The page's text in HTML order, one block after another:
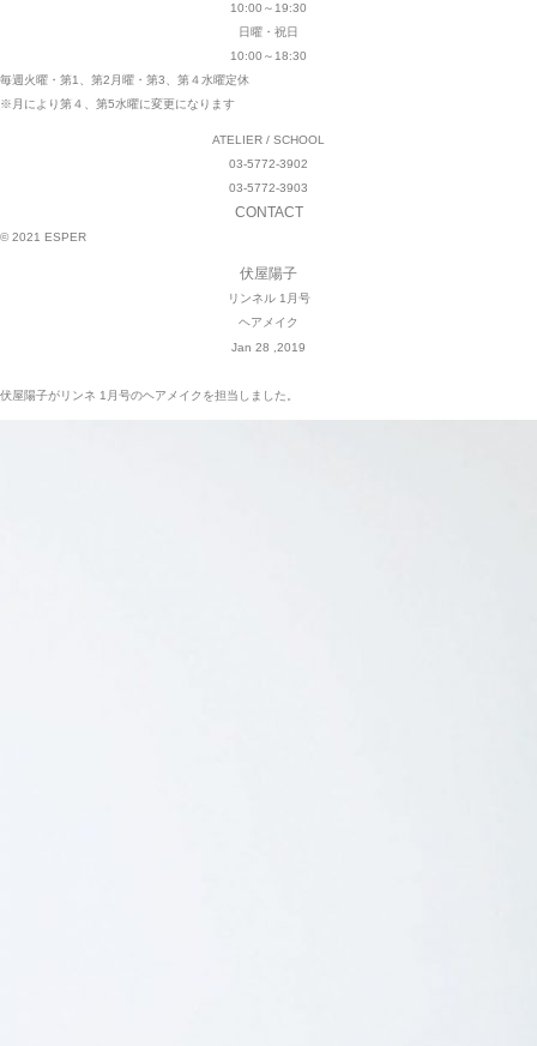
10:00～19:30
日曜・祝日
10:00～18:30
毎週火曜・第1、第2月曜・第3、第４水曜定休
※月により第４、第5水曜に変更になります
ATELIER / SCHOOL
03-5772-3902
03-5772-3903
CONTACT
© 2021 ESPER
伏屋陽子
リンネル 1月号
ヘアメイク
Jan 28 ,2019
伏屋陽子がリンネ 1月号のヘアメイクを担当しました。